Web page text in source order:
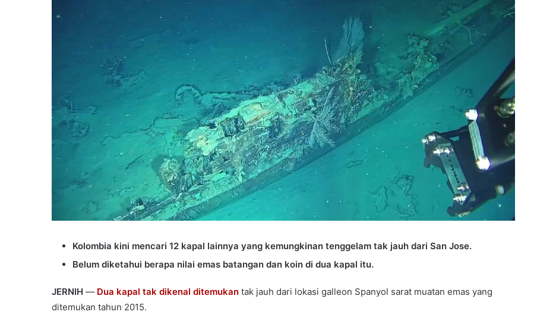
Kolombia kini mencari 12 kapal lainnya yang kemungkinan tenggelam tak jauh dari San Jose.
Belum diketahui berapa nilai emas batangan dan koin di dua kapal itu.
JERNIH — Dua kapal tak dikenal ditemukan tak jauh dari lokasi galleon Spanyol sarat muatan emas yang
ditemukan tahun 2015.